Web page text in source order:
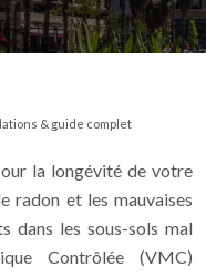
& guide complet
la longévité de votre
radon et les mauvaises
dans les sous-sols mal
Contrôlée (VMC)